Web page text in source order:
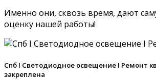
Именно они, сквозь время, дают
оценку нашей работы!
Спб I Светодиодное освещение I Ремонт
закреплена